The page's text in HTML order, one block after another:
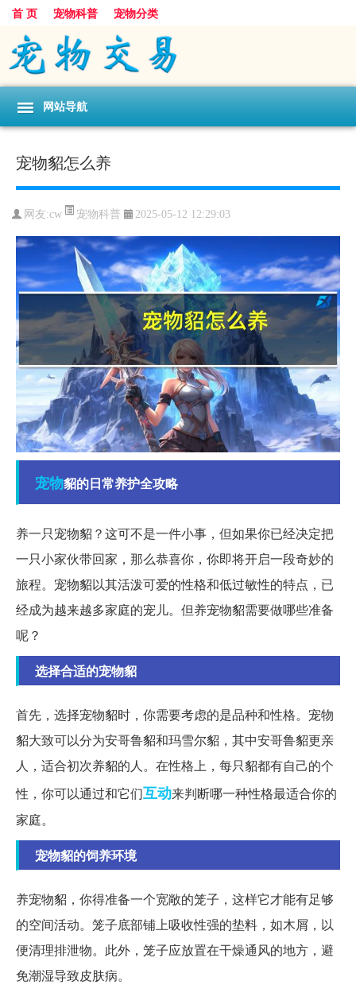
首 页 宠物科普 宠物分类
网站导航
宠物貂怎么养
网友:cw 宠物科普 2025-05-12 12:29:03
宠物貂的日常养护全攻略
养一只宠物貂？这可不是一件小事，但如果你已经决定把
一只小家伙带回家，那么恭喜你，你即将开启一段奇妙的
旅程。宠物貂以其活泼可爱的性格和低过敏性的特点，已
经成为越来越多家庭的宠儿。但养宠物貂需要做哪些准备
呢？
选择合适的宠物貂
首先，选择宠物貂时，你需要考虑的是品种和性格。宠物
貂大致可以分为安哥鲁貂和玛雪尔貂，其中安哥鲁貂更亲
人，适合初次养貂的人。在性格上，每只貂都有自己的个
性，你可以通过和它们互动来判断哪一种性格最适合你的
家庭。
宠物貂的饲养环境
养宠物貂，你得准备一个宽敞的笼子，这样它才能有足够
的空间活动。笼子底部铺上吸收性强的垫料，如木屑，以
便清理排泄物。此外，笼子应放置在干燥通风的地方，避
免潮湿导致皮肤病。